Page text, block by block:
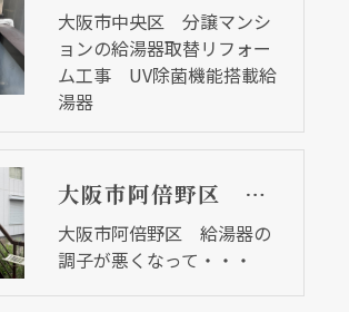
大阪市中央区 分譲マンシ
ョンの給湯器取替リフォー
ム工事 UV除菌機能搭載給
湯器
大阪市阿倍野区 給湯器の調子が悪くなって・・・
大阪市阿倍野区 給湯器の
調子が悪くなって・・・